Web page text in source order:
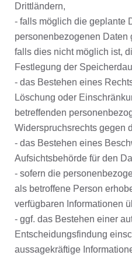
Drittländern,
- falls möglich die geplante
personenbezogenen Daten
falls dies nicht möglich ist,
Festlegung der
- das Bestehen eines
Löschung oder
betreffenden
Widerspruchsrechts gegen
- das Bestehen eines
Aufsichtsbehörde für den
- sofern die
als betroffene Person
verfügbaren Informationen
- ggf. das Bestehen einer
Entscheidungsfindung
aussagekräftige